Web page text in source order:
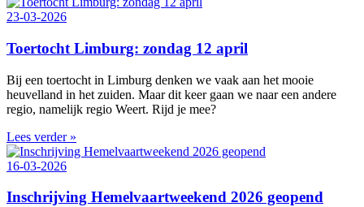
23-03-2026
Toertocht Limburg: zondag 12 april
Bij een toertocht in Limburg denken we vaak aan het mooie
heuvelland in het zuiden. Maar dit keer gaan we naar een andere
regio, namelijk regio Weert. Rijd je mee?
Lees verder »
16-03-2026
Inschrijving Hemelvaartweekend 2026 geopend